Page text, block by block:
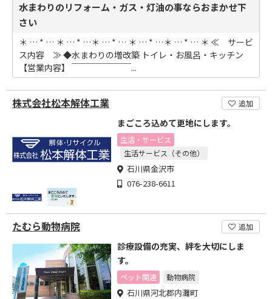
水まわりのリフォーム・ガス・灯油の事ならおまかせ下
さい
＊ … * … ＊ … * …＊ … * … ＊ … * …＊ … * … ＊ ≪ サービ
ス内容 ≫ ◆水まわりの増改築 トイレ・お風呂・キッチン
【営業内容】 ￣￣￣￣￣￣￣...
株式会社松本解体工業 追加
まごころ込めて更地にします。
生活・サービス
生活サービス（その他）
石川県金沢市
076-238-6611
たむら動物病院 追加
診療設備の充実、絆を大切にしま
す。
ペット関連 動物病院
石川県河北郡内灘町